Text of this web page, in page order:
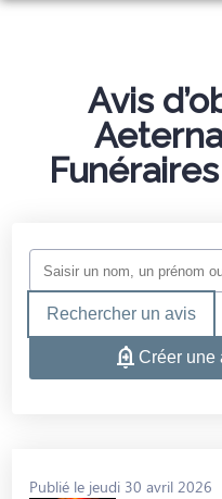
MONUMENTS FUNÉRAIRES
SERVICES AUX FAMILLES
NOS AGENCES
LE PLESSIS-ROBINSON
VERRIERES-LE-BUISSON
Avis
Rechercher un avis
Créer une
Publié le jeudi 30 avril 2026